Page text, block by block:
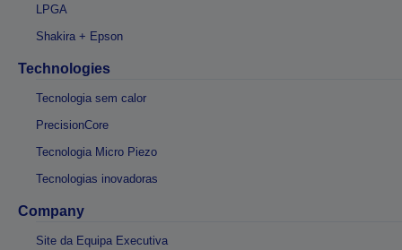
LPGA
Shakira + Epson
Technologies
Tecnologia sem calor
PrecisionCore
Tecnologia Micro Piezo
Tecnologias inovadoras
Company
Site da Equipa Executiva